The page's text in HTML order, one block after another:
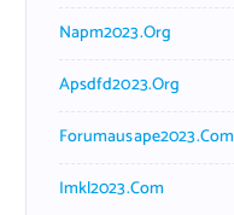
Napm2023.org
Apsdfd2023.org
Forumausape2023.com
Imkl2023.com